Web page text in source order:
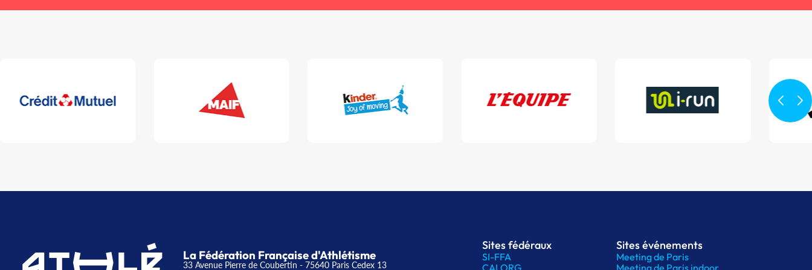
La Fédération Française d'Athlétisme
33 Avenue Pierre de Coubertin - 75640 Paris Cedex 13
Sites fédéraux
SI-FFA
Sites événements
Meeting de Paris